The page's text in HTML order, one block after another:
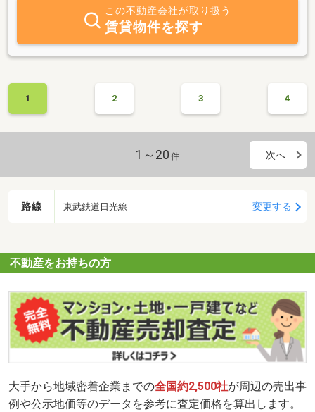
社方針でもある、地域ＮＯ１の豊富な情報量と顧客第一主義・地域
密着と常にお客様に満足いただけるサービスをモットーに、そし
て、お客様ニーズに答えられるよう、不動産・建築・金融・税務
等々の専門知識を日々研鑽しプロ集団を目指しております。
この不動産会社が取り扱う
賃貸物件を探す
1 2 3 4
1～20 件 次へ
路線 東武鉄道日光線 変更する
不動産をお持ちの方
大手から地域密着企業までの全国約2,500社が周辺の売出事
例や公示地価等のデータを参考に査定価格を算出します。